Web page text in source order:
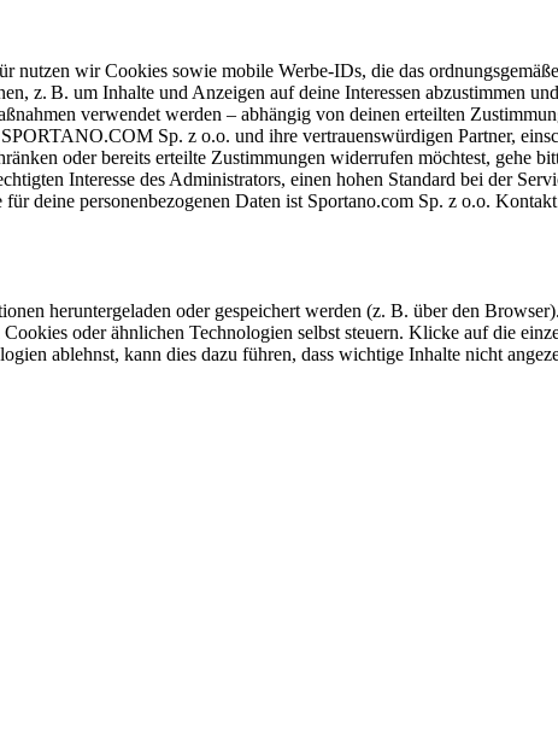
nutzen wir Cookies sowie mobile Werbe-IDs, die das
z. B. um Inhalte und Anzeigen auf deine Interessen abzustimmen
verwendet werden – abhängig von deinen erteilten
Sp. z o.o. und ihre vertrauenswürdigen Partner,
oder bereits erteilte Zustimmungen widerrufen möchtest, gehe
Interesse des Administrators, einen hohen Standard bei der
deine personenbezogenen Daten ist Sportano.com Sp. z o.o.
heruntergeladen oder gespeichert werden (z. B. über den
oder ähnlichen Technologien selbst steuern. Klicke auf die
ablehnst, kann dies dazu führen, dass wichtige Inhalte nicht